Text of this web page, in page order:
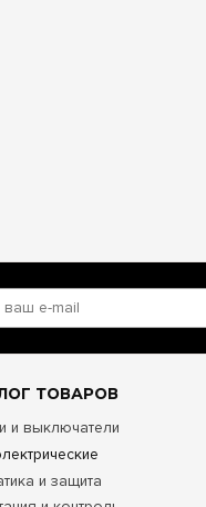
ТОВАРОВ
и выключатели
и защита